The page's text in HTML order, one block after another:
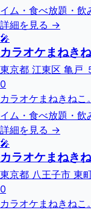
イム・食べ放題・飲
詳細を見る →
🎤
カラオケまねき
東京都 江東区 亀戸
0
カラオケまねきね
イム・食べ放題・飲
詳細を見る →
🎤
カラオケまねき
東京都 八王子市 東
0
カラオケまねきね